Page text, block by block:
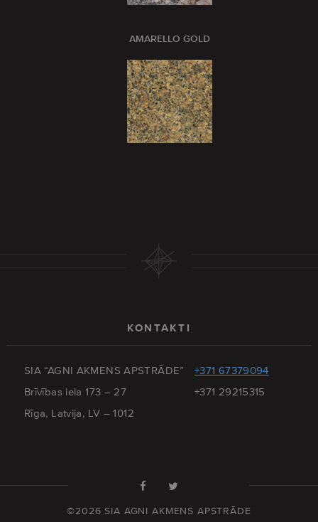
AMARELLO GOLD
KONTAKTI
SIA “AGNI AKMENS APSTRĀDE”
Brīvības iela 173 – 27
Rīga, Latvija, LV – 1012
+371 67379094
+371 29215315
©2026 SIA AGNI AKMENS APSTRĀDE